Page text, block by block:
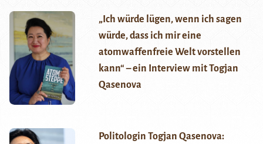
„Ich würde lügen, wenn ich sagen
würde, dass ich mir eine
atomwaffenfreie Welt vorstellen
kann“ – ein Interview mit Togjan
Qasenova
Politologin Togjan Qasenova: